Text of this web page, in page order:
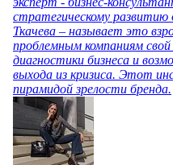
стратегическому развитию
Ткачева – называет это
проблемным компаниям
диагностики бизнеса и
выхода из кризиса. Этот
пирамидой зрелости бренда.